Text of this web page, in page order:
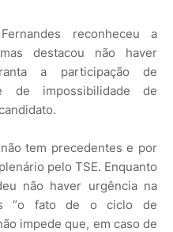
reconheceu a
destacou não haver
a participação de
de impossibilidade de
tem precedentes e por
pelo TSE. Enquanto
não haver urgência na
“o fato de o ciclo de
impede que, em caso de